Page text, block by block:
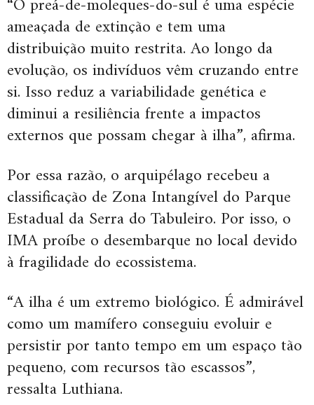
ameaçada de extinção e tem uma
distribuição muito restrita. Ao longo da
evolução, os indivíduos vêm cruzando entre
si. Isso reduz a variabilidade genética e
diminui a resiliência frente a impactos
externos que possam chegar à ilha”, afirma.
Por essa razão, o arquipélago recebeu a
classificação de Zona Intangível do Parque
Estadual da Serra do Tabuleiro. Por isso, o
IMA proíbe o desembarque no local devido
à fragilidade do ecossistema.
“A ilha é um extremo biológico. É admirável
como um mamífero conseguiu evoluir e
persistir por tanto tempo em um espaço tão
pequeno, com recursos tão escassos”,
ressalta Luthiana.